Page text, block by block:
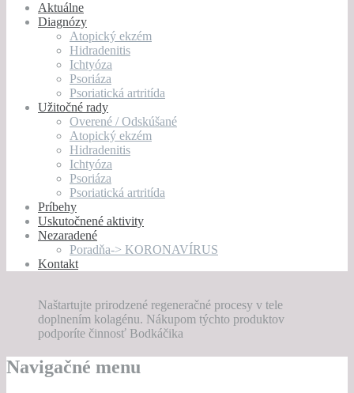
Aktuálne
Diagnózy
Atopický ekzém
Hidradenitis
Ichtyóza
Psoriáza
Psoriatická artritída
Užitočné rady
Overené / Odskúšané
Atopický ekzém
Hidradenitis
Ichtyóza
Psoriáza
Psoriatická artritída
Príbehy
Uskutočnené aktivity
Nezaradené
Poradňa-> KORONAVÍRUS
Kontakt
Naštartujte prirodzené regeneračné procesy v tele
doplnením kolagénu. Nákupom týchto produktov
podporíte činnosť Bodkáčika
Navigačné menu